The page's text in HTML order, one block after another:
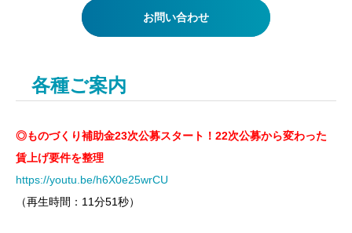
お問い合わせ
各種ご案内
◎ものづくり補助金23次公募スタート！22次公募から変わった
賃上げ要件を整理
https://youtu.be/h6X0e25wrCU
（再生時間：11分51秒）